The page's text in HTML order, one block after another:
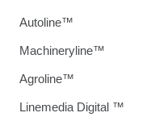
Autoline™
Machineryline™
Agroline™
Linemedia Digital ™